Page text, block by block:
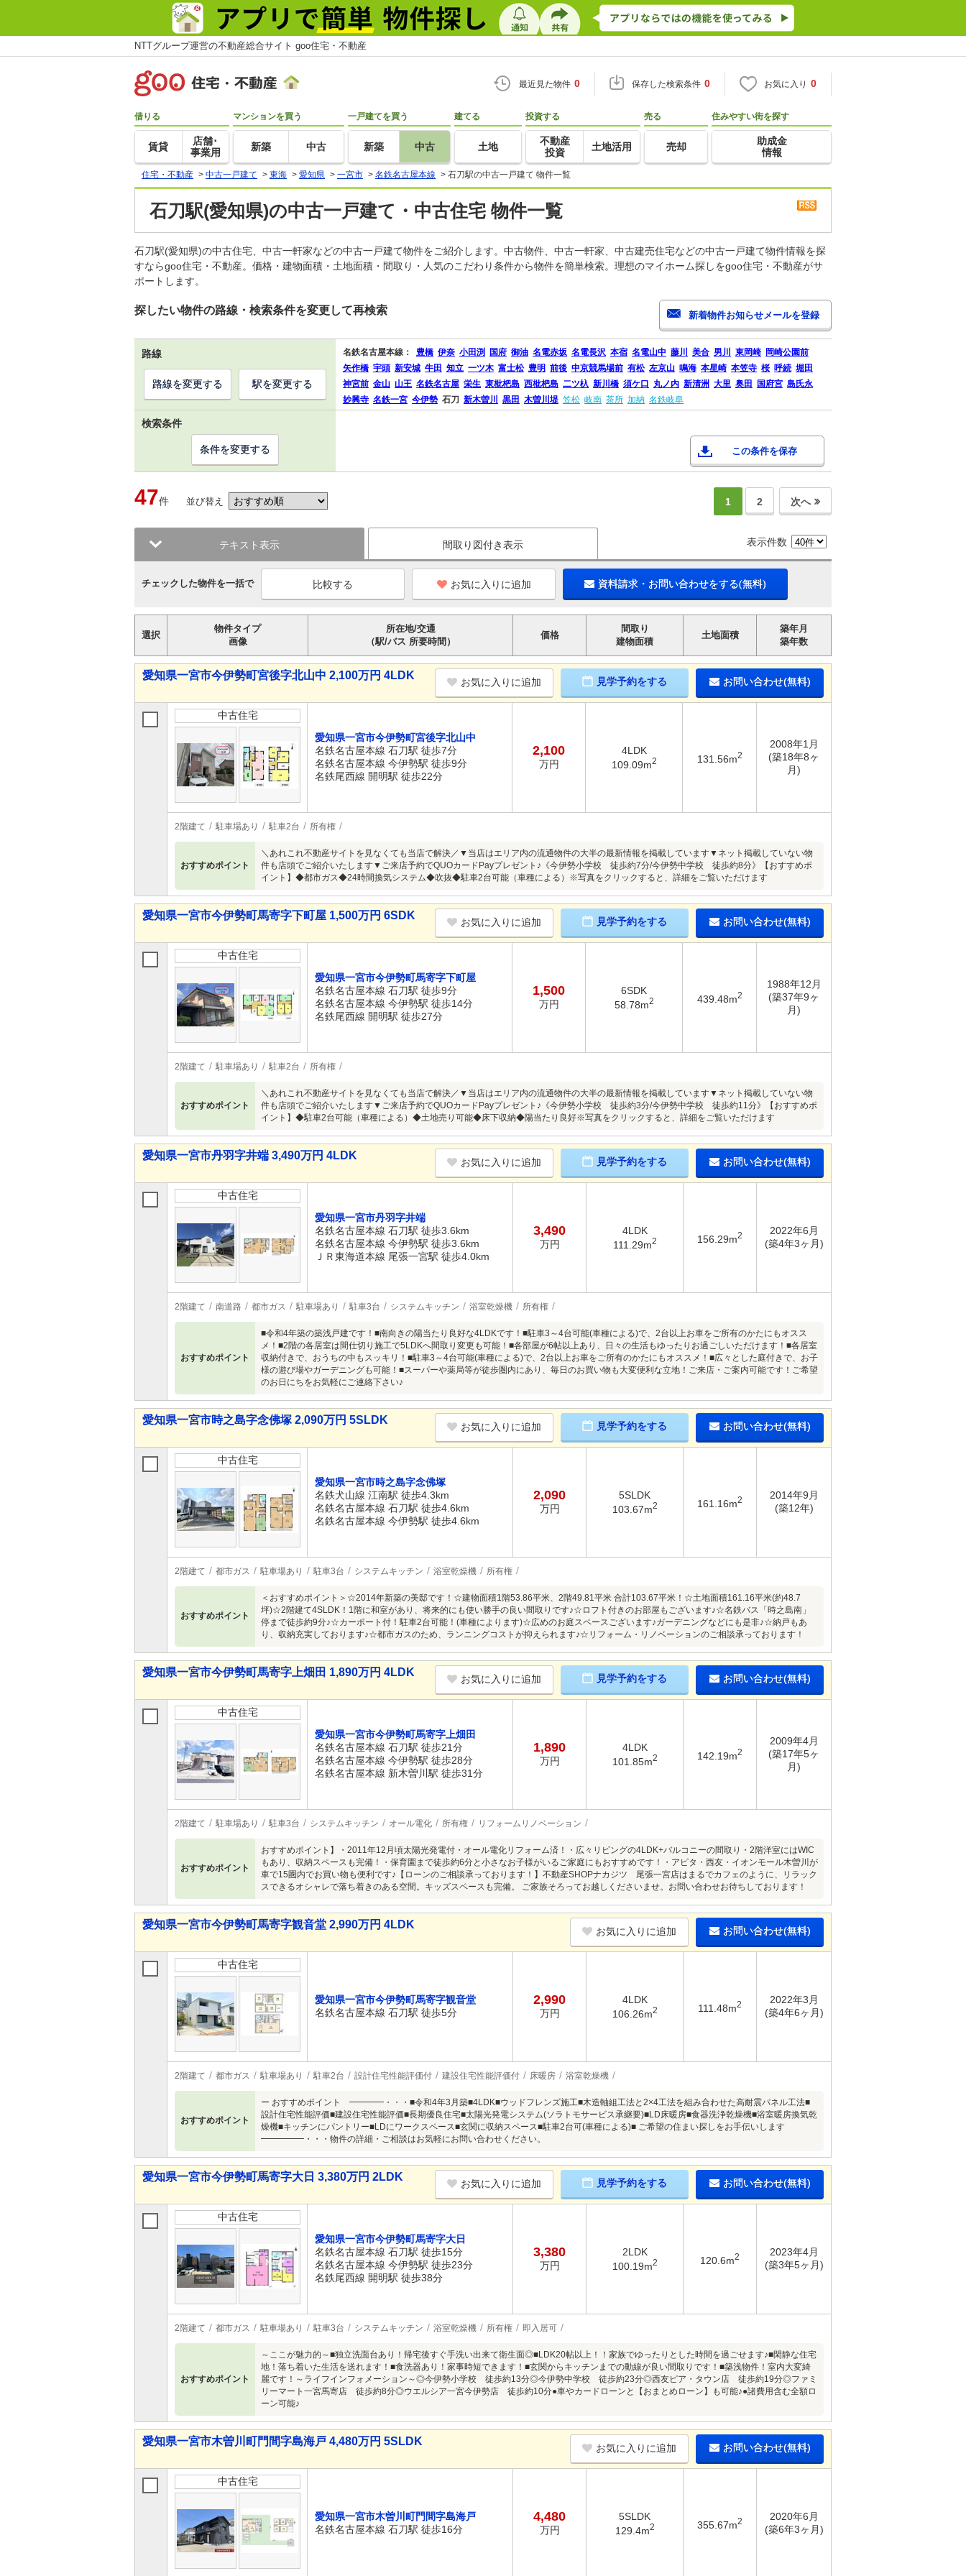
NTTグループ運営の不動産総合サイト goo住宅・不動産
最近見た物件 0 保存した検索条件 0 お気に入り 0
借りる
賃貸
店舗･
事業用
マンションを買う
新築 中古
一戸建てを買う
新築 中古
建てる
土地
投資する
不動産
投資
土地活用
売る
売却
住みやすい街を探す
助成金
情報
住宅・不動産 > 中古一戸建て > 東海 > 愛知県 > 一宮市 > 名鉄名古屋本線 > 石刀駅の中古一戸建て 物件一覧
石刀駅(愛知県)の中古一戸建て・中古住宅 物件一覧
石刀駅(愛知県)の中古住宅、中古一軒家などの中古一戸建て物件をご紹介します。中古物件、中古一軒家、中古建売住宅などの中古一戸建て物件情報を探
すならgoo住宅・不動産。価格・建物面積・土地面積・間取り・人気のこだわり条件から物件を簡単検索。理想のマイホーム探しをgoo住宅・不動産がサ
ポートします。
探したい物件の路線・検索条件を変更して再検索
路線 名鉄名古屋本線： 豊橋 伊奈 小田渕 国府 御油 名電赤坂 名電長沢 本宿 名電山中 藤川 美合 男川 東岡崎 岡崎公園前
矢作橋 宇頭 新安城 牛田 知立 一ツ木 富士松 豊明 前後 中京競馬場前 有松 左京山 鳴海 本星崎 本笠寺 桜 呼続 堀田
神宮前 金山 山王 名鉄名古屋 栄生 東枇杷島 西枇杷島 二ツ杁 新川橋 須ケ口 丸ノ内 新清洲 大里 奥田 国府宮 島氏永
妙興寺 名鉄一宮 今伊勢 石刀 新木曽川 黒田 木曽川堤 笠松 岐南 茶所 加納 名鉄岐阜
路線を変更する 駅を変更する
検索条件
この条件を保存
条件を変更する
47件 並び替え 1 2 次へ
テキスト表示 間取り図付き表示 表示件数
チェックした物件を一括で お気に入りに追加 資料請求・お問い合わせをする(無料)
選択
物件タイプ
画像
所在地/交通
（駅/バス 所要時間）
価格
間取り
建物面積
土地面積
築年月
築年数
愛知県一宮市今伊勢町宮後字北山中 2,100万円 4LDK
お気に入りに追加 見学予約をする お問い合わせ(無料)
中古住宅
愛知県一宮市今伊勢町宮後字北山中
名鉄名古屋本線 石刀駅 徒歩7分
名鉄名古屋本線 今伊勢駅 徒歩9分
名鉄尾西線 開明駅 徒歩22分
2,100
万円
4LDK
109.09m2 131.56m2
2008年1月
(築18年8ヶ
月)
2階建て 駐車場あり 駐車2台 所有権
おすすめポイント
＼あれこれ不動産サイトを見なくても当店で解決／▼当店はエリア内の流通物件の大半の最新情報を掲載しています▼ネット掲載していない物
件も店頭でご紹介いたします▼ご来店予約でQUOカードPayプレゼント♪《今伊勢小学校 徒歩約7分/今伊勢中学校 徒歩約8分》【おすすめポ
イント】◆都市ガス◆24時間換気システム◆吹抜◆駐車2台可能（車種による）※写真をクリックすると、詳細をご覧いただけます
愛知県一宮市今伊勢町馬寄字下町屋 1,500万円 6SDK
お気に入りに追加 見学予約をする お問い合わせ(無料)
中古住宅
愛知県一宮市今伊勢町馬寄字下町屋
名鉄名古屋本線 石刀駅 徒歩9分
名鉄名古屋本線 今伊勢駅 徒歩14分
名鉄尾西線 開明駅 徒歩27分
1,500
万円
6SDK
58.78m2 439.48m2
1988年12月
(築37年9ヶ
月)
2階建て 駐車場あり 駐車2台 所有権
おすすめポイント
＼あれこれ不動産サイトを見なくても当店で解決／▼当店はエリア内の流通物件の大半の最新情報を掲載しています▼ネット掲載していない物
件も店頭でご紹介いたします▼ご来店予約でQUOカードPayプレゼント♪《今伊勢小学校 徒歩約3分/今伊勢中学校 徒歩約11分》【おすすめポ
イント】◆駐車2台可能（車種による）◆土地売り可能◆床下収納◆陽当たり良好※写真をクリックすると、詳細をご覧いただけます
愛知県一宮市丹羽字井端 3,490万円 4LDK
お気に入りに追加 見学予約をする お問い合わせ(無料)
中古住宅
愛知県一宮市丹羽字井端
名鉄名古屋本線 石刀駅 徒歩3.6km
名鉄名古屋本線 今伊勢駅 徒歩3.6km
ＪＲ東海道本線 尾張一宮駅 徒歩4.0km
3,490
万円
4LDK
111.29m2 156.29m2
2022年6月
(築4年3ヶ月)
2階建て 南道路 都市ガス 駐車場あり 駐車3台 システムキッチン 浴室乾燥機 所有権
おすすめポイント
■令和4年築の築浅戸建です！■南向きの陽当たり良好な4LDKです！■駐車3～4台可能(車種による)で、2台以上お車をご所有のかたにもオスス
メ！■2階の各居室は間仕切り施工で5LDKへ間取り変更も可能！■各部屋が6帖以上あり、日々の生活もゆったりお過ごしいただけます！■各居室
収納付きで、おうちの中もスッキリ！■駐車3～4台可能(車種による)で、2台以上お車をご所有のかたにもオススメ！■広々とした庭付きで、お子
様の遊び場やガーデニングも可能！■スーパーや薬局等が徒歩圏内にあり、毎日のお買い物も大変便利な立地！ご来店・ご案内可能です！ご希望
のお日にちをお気軽にご連絡下さい♪
愛知県一宮市時之島字念佛塚 2,090万円 5SLDK
お気に入りに追加 見学予約をする お問い合わせ(無料)
中古住宅
愛知県一宮市時之島字念佛塚
名鉄犬山線 江南駅 徒歩4.3km
名鉄名古屋本線 石刀駅 徒歩4.6km
名鉄名古屋本線 今伊勢駅 徒歩4.6km
2,090
万円
5SLDK
103.67m2 161.16m2
2014年9月
(築12年)
2階建て 都市ガス 駐車場あり 駐車3台 システムキッチン 浴室乾燥機 所有権
おすすめポイント
＜おすすめポイント＞☆2014年新築の美邸です！☆建物面積1階53.86平米、2階49.81平米 合計103.67平米！☆土地面積161.16平米(約48.7
坪)☆2階建て4SLDK！1階に和室があり、将来的にも使い勝手の良い間取りです♪☆ロフト付きのお部屋もございます♪☆名鉄バス「時之島南」
停まで徒歩約9分♪☆カーポート付！駐車2台可能！(車種によります)☆広めのお庭スペースございます♪ガーデニングなどにも是非♪☆納戸もあ
り、収納充実しております♪☆都市ガスのため、ランニングコストが抑えられます♪☆リフォーム・リノベーションのご相談承っております！
愛知県一宮市今伊勢町馬寄字上畑田 1,890万円 4LDK
お気に入りに追加 見学予約をする お問い合わせ(無料)
中古住宅
愛知県一宮市今伊勢町馬寄字上畑田
名鉄名古屋本線 石刀駅 徒歩21分
名鉄名古屋本線 今伊勢駅 徒歩28分
名鉄名古屋本線 新木曽川駅 徒歩31分
1,890
万円
4LDK
101.85m2 142.19m2
2009年4月
(築17年5ヶ
月)
2階建て 駐車場あり 駐車3台 システムキッチン オール電化 所有権 リフォームリノベーション
おすすめポイント
おすすめポイント】・2011年12月頃太陽光発電付・オール電化リフォーム済！・広々リビングの4LDK+バルコニーの間取り・2階洋室にはWIC
もあり、収納スペースも完備！・保育園まで徒歩約6分と小さなお子様がいるご家庭にもおすすめです！・アピタ・西友・イオンモール木曽川が
車で15圏内でお買い物も便利です♪【ローンのご相談承っております！】不動産SHOPナカジツ 尾張一宮店はまるでカフェのように、リラック
スできるオシャレで落ち着きのある空間。キッズスペースも完備。 ご家族そろってお越しくださいませ。お問い合わせお待ちしております！
愛知県一宮市今伊勢町馬寄字観音堂 2,990万円 4LDK
お気に入りに追加 お問い合わせ(無料)
中古住宅
愛知県一宮市今伊勢町馬寄字観音堂
名鉄名古屋本線 石刀駅 徒歩5分
2,990
万円
4LDK
106.26m2 111.48m2
2022年3月
(築4年6ヶ月)
2階建て 都市ガス 駐車場あり 駐車2台 設計住宅性能評価付 建設住宅性能評価付 床暖房 浴室乾燥機
おすすめポイント
ー おすすめポイント ━━━━・・・■令和4年3月築■4LDK■ウッドフレンズ施工■木造軸組工法と2×4工法を組み合わせた高耐震パネル工法■
設計住宅性能評価■建設住宅性能評価■長期優良住宅■太陽光発電システム(ソラトモサービス承継要)■LD床暖房■食器洗浄乾燥機■浴室暖房換気乾
燥機■キッチンにパントリー■LDにワークスペース■玄関に収納スペース■駐車2台可(車種による)■ ご希望の住まい探しをお手伝いします
━━━━━・・・物件の詳細・ご相談はお気軽にお問い合わせください。
愛知県一宮市今伊勢町馬寄字大日 3,380万円 2LDK
お気に入りに追加 見学予約をする お問い合わせ(無料)
中古住宅
愛知県一宮市今伊勢町馬寄字大日
名鉄名古屋本線 石刀駅 徒歩15分
名鉄名古屋本線 今伊勢駅 徒歩23分
名鉄尾西線 開明駅 徒歩38分
3,380
万円
2LDK
100.19m2 120.6m2
2023年4月
(築3年5ヶ月)
2階建て 都市ガス 駐車場あり 駐車3台 システムキッチン 浴室乾燥機 所有権 即入居可
おすすめポイント
～ここが魅力的～■独立洗面台あり！帰宅後すぐ手洗い出来て衛生面◎■LDK20帖以上！！家族でゆったりとした時間を過ごせます♪■閑静な住宅
地！落ち着いた生活を送れます！■食洗器あり！家事時短できます！■玄関からキッチンまでの動線が良い間取りです！■築浅物件！室内大変綺
麗です！～ライフインフォメーション～◎今伊勢小学校 徒歩約13分◎今伊勢中学校 徒歩約23分◎西友ピア・タウン店 徒歩約19分◎ファミ
リーマート一宮馬寄店 徒歩約8分◎ウエルシア一宮今伊勢店 徒歩約10分●車やカードローンと【おまとめローン】も可能♪●諸費用含む全額ロ
ーン可能♪
愛知県一宮市木曽川町門間字島海戸 4,480万円 5SLDK
お気に入りに追加 お問い合わせ(無料)
中古住宅
愛知県一宮市木曽川町門間字島海戸
名鉄名古屋本線 石刀駅 徒歩16分
4,480
万円
5SLDK
129.4m2 355.67m2
2020年6月
(築6年3ヶ月)